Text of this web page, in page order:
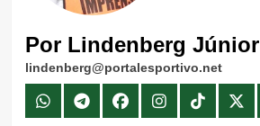
Por Lindenberg Júnior
lindenberg@portalesportivo.net